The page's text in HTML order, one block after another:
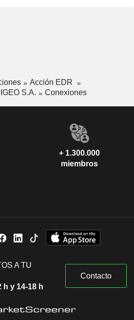
Acción EDR
S.A.
Conexiones
+ 1.300.000
miembros
A TU
h y 14-18 h
Contacto